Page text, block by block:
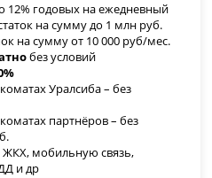
12% годовых на ежедневный
на сумму до 1 млн руб.
на сумму от 10 000 руб/мес.
без условий
Уралсиба – без
партнёров – без
ЖКХ, мобильную связь,
и др